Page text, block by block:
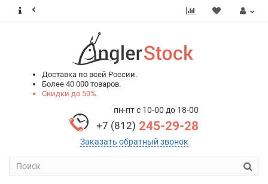
Доставка по всей России.
Более 40 000 товаров.
Скидки до 50%.
пн-пт с 10-00 до 18-00
+7 (812) 245-29-28
Заказать обратный звонок